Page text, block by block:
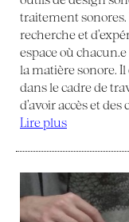
traitement sonores.
recherche et
espace où
la matière sonore.
dans le cadre de
d’avoir accès et
Lire plus